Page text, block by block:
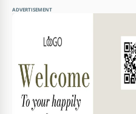
ADVERTISEMENT
Especificações do
Formato
Orientação
Tamanho
A4 /